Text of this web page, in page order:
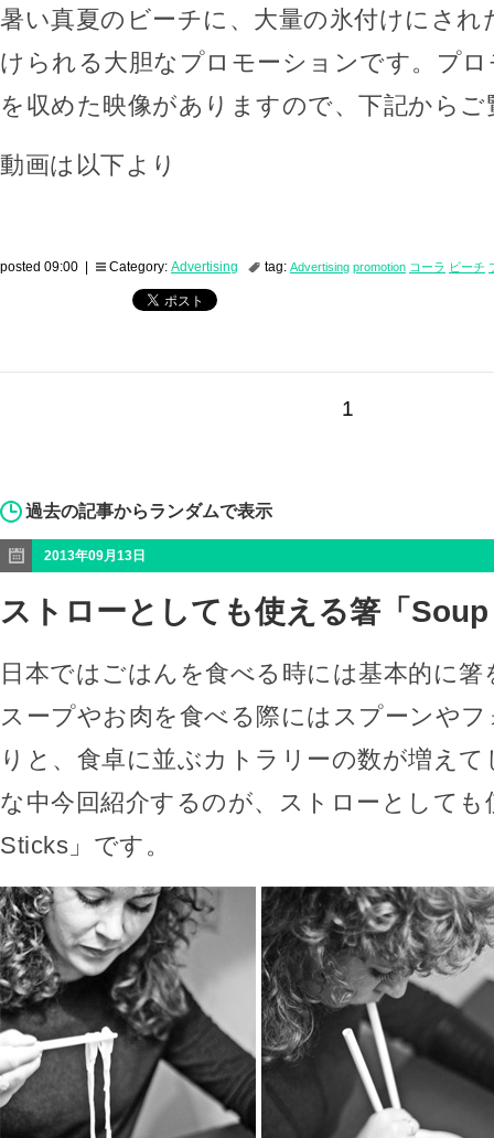
暑い真夏のビーチに、大量の氷付けにされ
けられる大胆なプロモーションです。プ
を収めた映像がありますので、下記からご
動画は以下より
posted 09:00 | Category: Advertising tag: Advertising promotion コーラ ビーチ
1
過去の記事からランダムで表示
2013年09月13日
ストローとしても使える箸「
日本ではごはんを食べる時には基本的に
スープやお肉を食べる際にはスプーンや
りと、食卓に並ぶカトラリーの数が増え
な中今回紹介するのが、ストローとしても
Sticks」です。